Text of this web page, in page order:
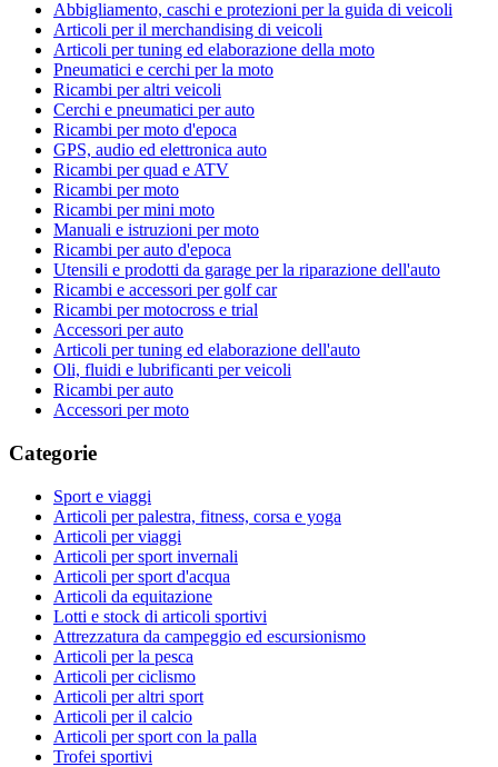
Abbigliamento, caschi e protezioni per la guida di veicoli
Articoli per il merchandising di veicoli
Articoli per tuning ed elaborazione della moto
Pneumatici e cerchi per la moto
Ricambi per altri veicoli
Cerchi e pneumatici per auto
Ricambi per moto d'epoca
GPS, audio ed elettronica auto
Ricambi per quad e ATV
Ricambi per moto
Ricambi per mini moto
Manuali e istruzioni per moto
Ricambi per auto d'epoca
Utensili e prodotti da garage per la riparazione dell'auto
Ricambi e accessori per golf car
Ricambi per motocross e trial
Accessori per auto
Articoli per tuning ed elaborazione dell'auto
Oli, fluidi e lubrificanti per veicoli
Ricambi per auto
Accessori per moto
Categorie
Sport e viaggi
Articoli per palestra, fitness, corsa e yoga
Articoli per viaggi
Articoli per sport invernali
Articoli per sport d'acqua
Articoli da equitazione
Lotti e stock di articoli sportivi
Attrezzatura da campeggio ed escursionismo
Articoli per la pesca
Articoli per ciclismo
Articoli per altri sport
Articoli per il calcio
Articoli per sport con la palla
Trofei sportivi